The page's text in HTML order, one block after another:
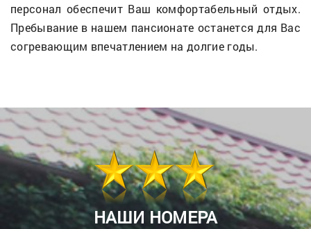
персонал обеспечит Ваш комфортабельный отдых.
Пребывание в нашем пансионате останется для Вас
согревающим впечатлением на долгие годы.
НАШИ НОМЕРА